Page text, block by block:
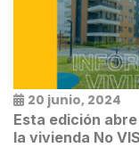
20 junio, 2024
Esta edición
la vivienda No